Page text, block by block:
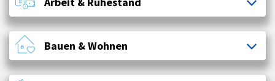
Bauen & Wohnen